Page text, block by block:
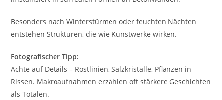
Besonders nach Winterstürmen oder feuchten Nächten
entstehen Strukturen, die wie Kunstwerke wirken.
Fotografischer Tipp:
Achte auf Details – Rostlinien, Salzkristalle, Pflanzen in
Rissen. Makroaufnahmen erzählen oft stärkere Geschichten
als Totalen.